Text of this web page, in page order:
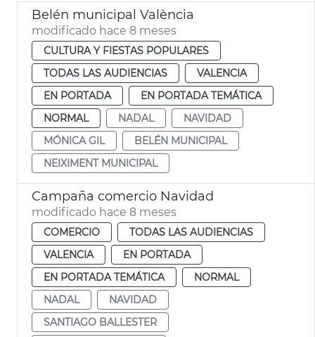
Belén municipal València
modificado hace 8 meses
CULTURA Y FIESTAS POPULARES
TODAS LAS AUDIENCIAS
VALENCIA
EN PORTADA
EN PORTADA TEMÁTICA
NORMAL
NADAL
NAVIDAD
MÓNICA GIL
BELÉN MUNICIPAL
NEIXIMENT MUNICIPAL
Campaña comercio Navidad
modificado hace 8 meses
COMERCIO
TODAS LAS AUDIENCIAS
VALENCIA
EN PORTADA
EN PORTADA TEMÁTICA
NORMAL
NADAL
NAVIDAD
SANTIAGO BALLESTER